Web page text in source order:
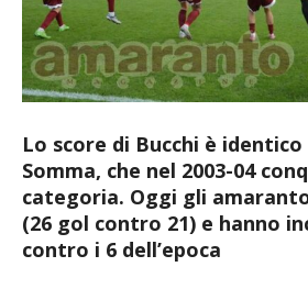
Lo score di Bucchi è
Somma, che nel 2003-04
categoria. Oggi gli
(26 gol contro 21) e hanno
contro i 6 dell’epoca